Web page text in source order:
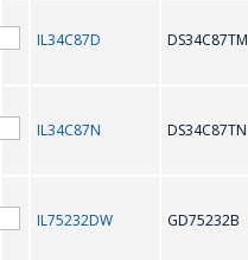
MAX207EENG
MAX232EEPE
MAX3221EEAE (SSOP-16)
IL34C87D DS34C87TM
IL34C87N DS34C87TN
IL75232DW GD75232B